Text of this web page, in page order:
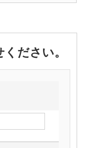
ださい。